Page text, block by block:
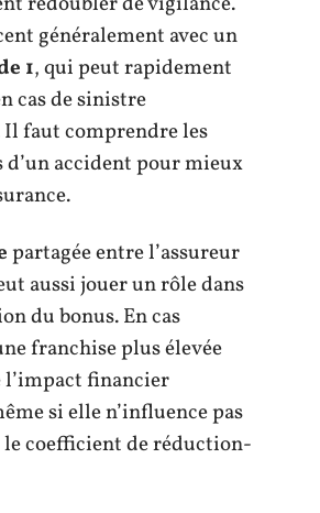
généralement avec un
1, qui peut rapidement
cas de sinistre
Il faut comprendre les
accident pour mieux
partagée entre l’assureur
aussi jouer un rôle dans
du bonus. En cas
franchise plus élevée
financier
si elle n’influence pas
coefficient de réduction-